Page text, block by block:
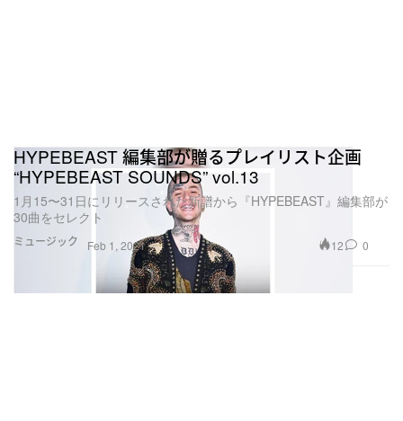
ミュージック
HYPEBEAST 編集部が贈るプレイリスト企画
“HYPEBEAST SOUNDS” vol.13
1月15〜31日にリリースされた新譜から『HYPEBEAST』編集部が
30曲をセレクト
Feb 1, 2021 12 0